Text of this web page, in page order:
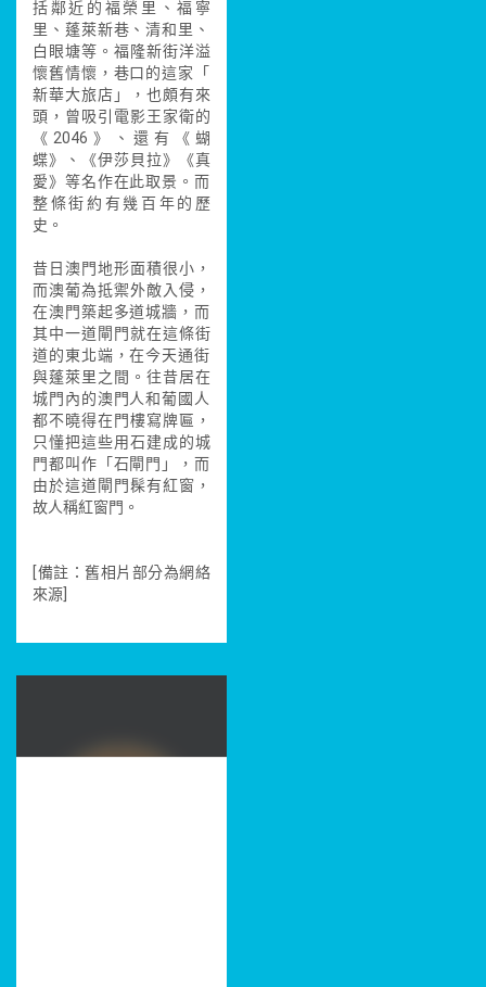
括鄰近的福榮里、福寧
里、蓬萊新巷、清和里、
白眼塘等。福隆新街洋溢
懷舊情懷，巷口的這家「
新華大旅店」，也頗有來
頭，曾吸引電影王家衛的
《2046》、還有《蝴
蝶》、《伊莎貝拉》《真
愛》等名作在此取景。而
整條街約有幾百年的歷
史。
昔日澳門地形面積很小，
而澳葡為抵禦外敵入侵，
在澳門築起多道城牆，而
其中一道閘門就在這條街
道的東北端，在今天通街
與蓬萊里之間。往昔居在
城門內的澳門人和葡國 人
都不曉得在門樓寫牌匾，
只懂把這些用石建成的城
門都叫作「石閘門」，而
由於這道閘門髹有紅窗，
故人稱紅窗門。
[備註：舊相片部分為網絡
來源]